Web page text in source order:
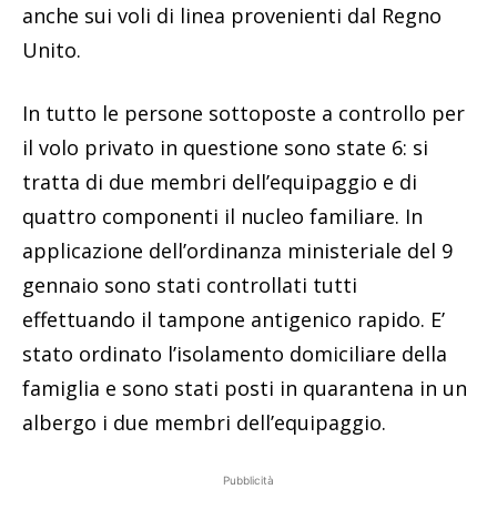
anche sui voli di linea provenienti dal Regno
Unito.
In tutto le persone sottoposte a controllo per
il volo privato in questione sono state 6: si
tratta di due membri dell’equipaggio e di
quattro componenti il nucleo familiare. In
applicazione dell’ordinanza ministeriale del 9
gennaio sono stati controllati tutti
effettuando il tampone antigenico rapido. E’
stato ordinato l’isolamento domiciliare della
famiglia e sono stati posti in quarantena in un
albergo i due membri dell’equipaggio.
Pubblicità